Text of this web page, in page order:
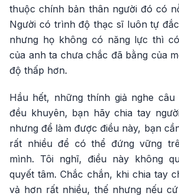
thuộc chính bản thân người đó có
Người có trình độ thạc sĩ luôn tự
nhưng họ không có năng lực thì
của anh ta chưa chắc đã bằng của
độ thấp hơn.
Hầu hết, những thính giả nghe câu
đều khuyên, bạn hãy chia tay
nhưng để làm được điều này, bạn
rất nhiều để có thể đứng vững
mình. Tôi nghĩ, điều này không
quyết tâm. Chắc chắn, khi chia tay
vả hơn rất nhiều, thế nhưng nếu